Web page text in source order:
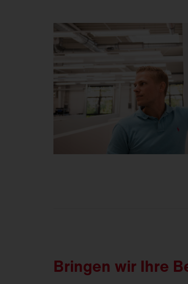
Bringen wir Ihre